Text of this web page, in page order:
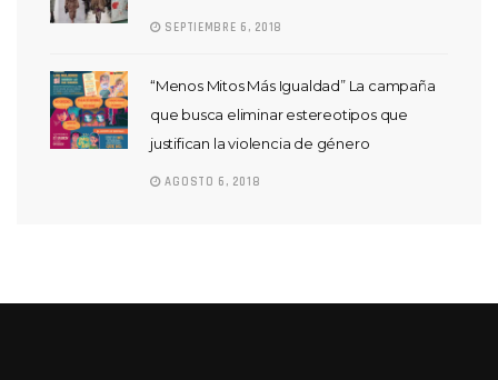
SEPTIEMBRE 6, 2018
“Menos Mitos Más Igualdad” La campaña
que busca eliminar estereotipos que
justifican la violencia de género
AGOSTO 6, 2018